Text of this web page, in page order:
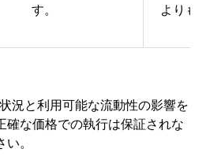
す。
よりも
況と利用可能な流動性の影響を
確な価格での執行は保証されな
。